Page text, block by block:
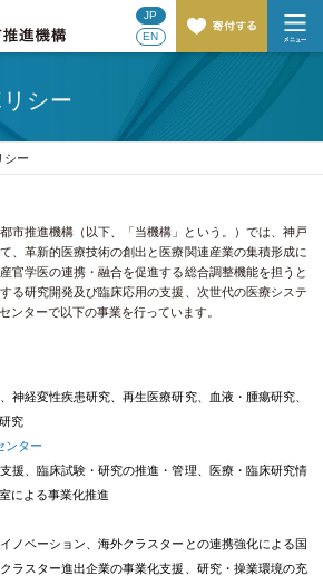
JP
EN
シー
シー
市推進機構（以下、「当機構」という。）では、神戸
、革新的医療技術の創出と医療関連産業の集積形成に
官学医の連携・融合を促進する総合調整機能を担うと
る研究開発及び臨床応用の支援、次世代の医療システ
ンターで以下の事業を行っています。
神経変性疾患研究、再生医療研究、血液・腫瘍研究、
究
ンター
援、臨床試験・研究の推進・管理、医療・臨床研究情
による事業化推進
ノベーション、海外クラスターとの連携強化による国
ラスター進出企業の事業化支援、研究・操業環境の充